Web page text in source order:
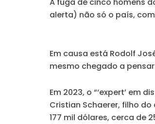
alerta) não só o país,
Em causa está Rodolf
mesmo chegado a
Em 2023, o “‘expert’
Cristian Schaerer, filho
177 mil dólares, cerca de